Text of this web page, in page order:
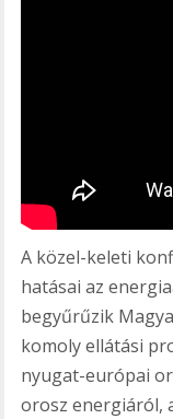
A közel-keleti
hatásai az
begyűrűzik
komoly ellátási
nyugat-európai
orosz energiáról,